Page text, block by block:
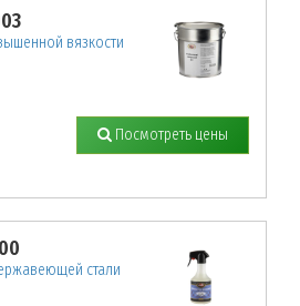
вязкости
Посмотреть цены
стали